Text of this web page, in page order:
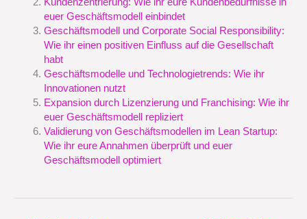
Kundenzentrierung: Wie ihr eure Kundenbedürfnisse in
euer Geschäftsmodell einbindet
Geschäftsmodell und Corporate Social Responsibility:
Wie ihr einen positiven Einfluss auf die Gesellschaft
habt
Geschäftsmodelle und Technologietrends: Wie ihr
Innovationen nutzt
Expansion durch Lizenzierung und Franchising: Wie ihr
euer Geschäftsmodell repliziert
Validierung von Geschäftsmodellen im Lean Startup:
Wie ihr eure Annahmen überprüft und euer
Geschäftsmodell optimiert